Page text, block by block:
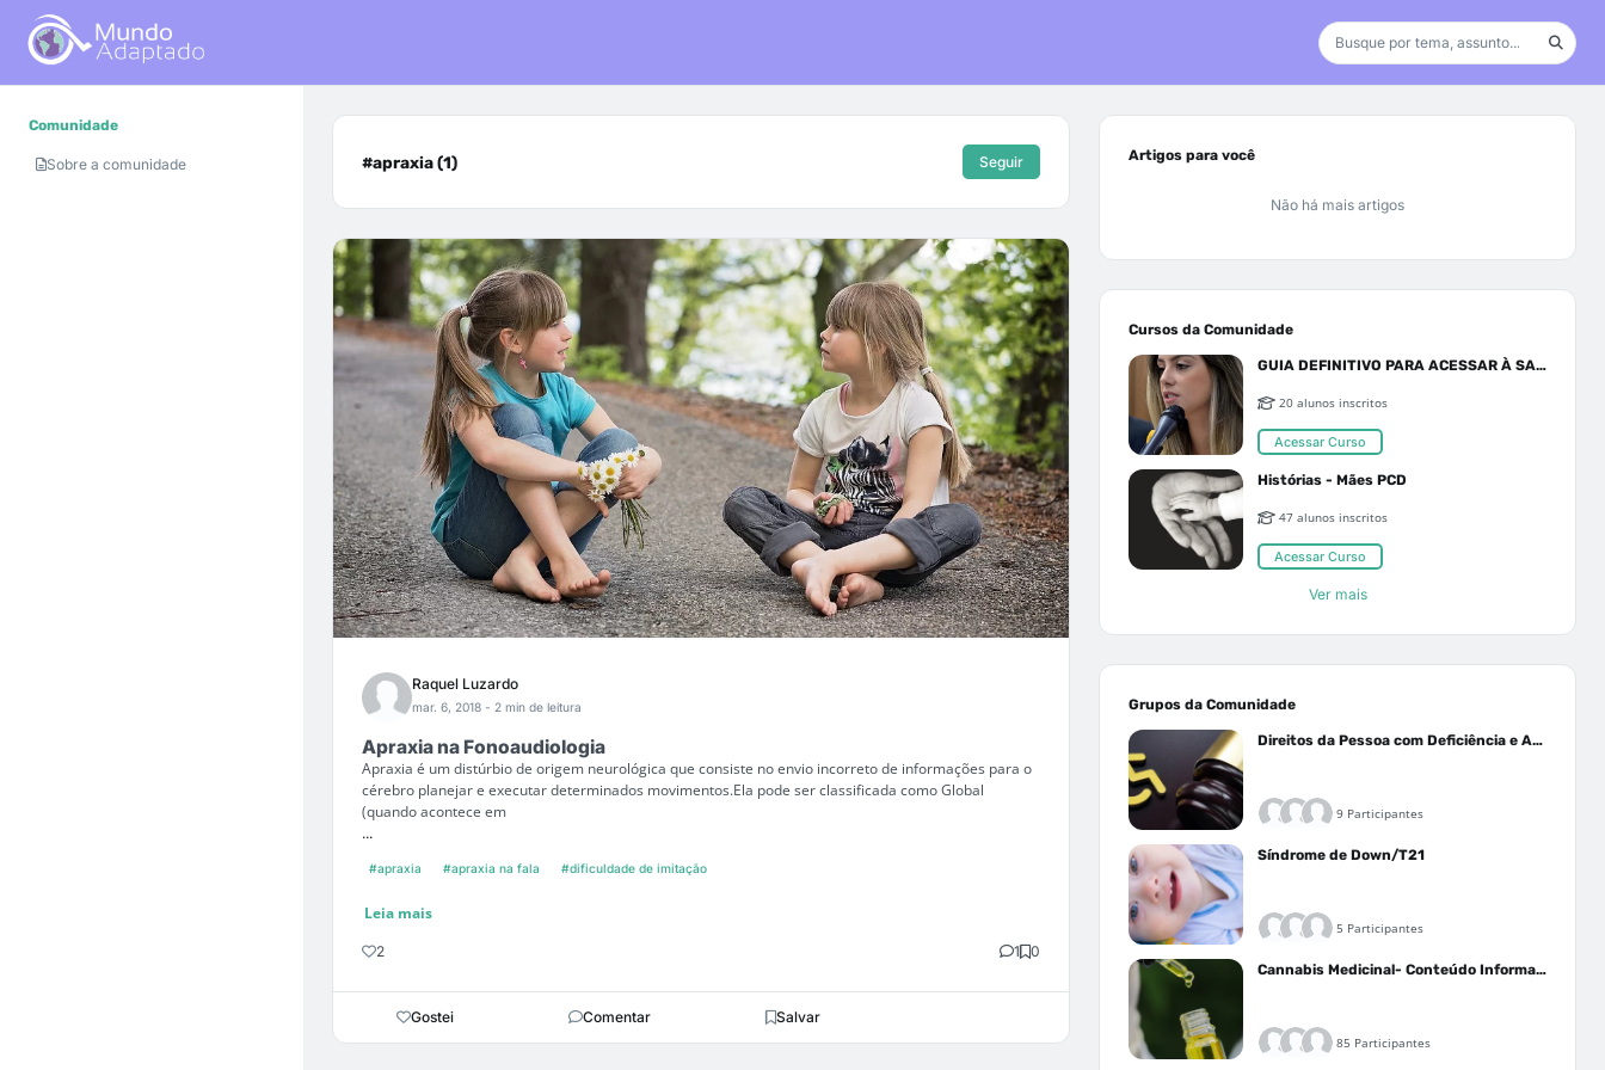
Comunidade
Sobre a comunidade #apraxia (1) Seguir
Raquel Luzardo
mar. 6, 2018 - 2 min de leitura
Apraxia na Fonoaudiologia
Apraxia é um distúrbio de origem neurológica que consiste no envio incorreto de informações para o
cérebro planejar e executar determinados movimentos.Ela pode ser classificada como Global
(quando acontece em
...
#apraxia #apraxia na fala #dificuldade de imitação
Leia mais
2 1 0
Gostei Comentar Salvar
Artigos para você
Não há mais artigos
Cursos da Comunidade
GUIA DEFINITIVO PARA ACESSAR À SAÚDE PELO SUS OU PLANO DE SAÚDE
20 alunos inscritos
Acessar Curso
Histórias - Mães PCD
47 alunos inscritos
Acessar Curso
Ver mais
Grupos da Comunidade
Direitos da Pessoa com Deficiência e Autistas
9 Participantes
Síndrome de Down/T21
5 Participantes
Cannabis Medicinal- Conteúdo Informativo
85 Participantes